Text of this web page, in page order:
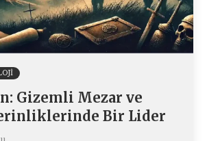
Gizemli Mezar ve
Bir Lider